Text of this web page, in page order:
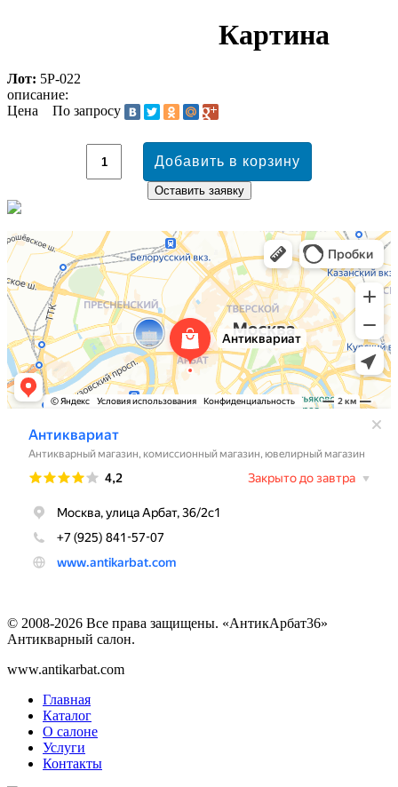
Картина
Лот: 5Р-022
описание:
Цена
По запросу
© 2008-2026 Все права защищены. «АнтикАрбат36»
Антикварный салон.
www.antikarbat.com
Главная
Каталог
О салоне
Услуги
Контакты